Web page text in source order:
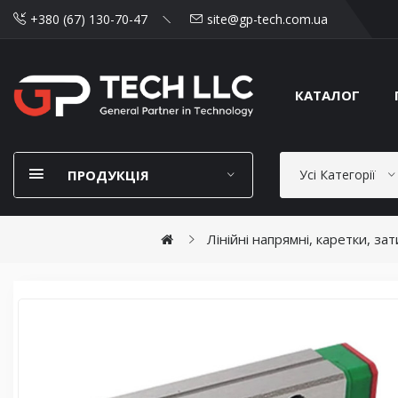
+380 (67) 130-70-47 site@gp-tech.com.ua
КАТАЛОГ
ПРОДУКЦІЯ Усі Категорії
Лінійні напрямні, каретки,